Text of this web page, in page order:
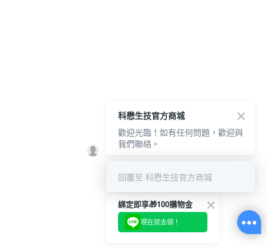
綁定即享🎁100購物金
現在就去領！
科懋生技官方商城
歡迎光臨！如有任何問題，歡迎與
我們聯絡。
回覆至 科懋生技官方商城